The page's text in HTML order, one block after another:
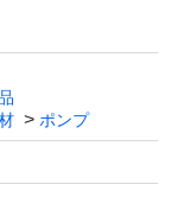
フオクは「ゴー
定等、実施し
条件の詳細は検
るサイトから
ポンプ